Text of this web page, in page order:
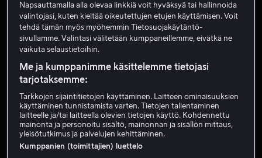
Francesca Neri
Näyttelijä
Napsauttamalla alla olevaa linkkiä voit hyväksyä tai hallinnoida
valintojasi, kuten kieltää oikeutettujen etujen käyttämisen. Voit
tehdä tämän myös myöhemmin Tietosuojakäytäntö-
sivullamme. Valintasi välitetään kumppaneillemme, eivätkä ne
vaikuta selaustietoihin.
Me ja kumppanimme käsittelemme tietojasi
tarjotaksemme:
Tarkkojen sijaintitietojen käyttäminen. Laitteen ominaisuuksien
käyttäminen tunnistamista varten. Tietojen tallentaminen
laitteelle ja/tai laitteella olevien tietojen käyttö. Kohdennettu
mainonta ja personoitu sisältö, mainonnan ja sisällön mittaus,
yleisötutkimus ja palvelujen kehittäminen.
Kumppanien (toimittajien) luettelo